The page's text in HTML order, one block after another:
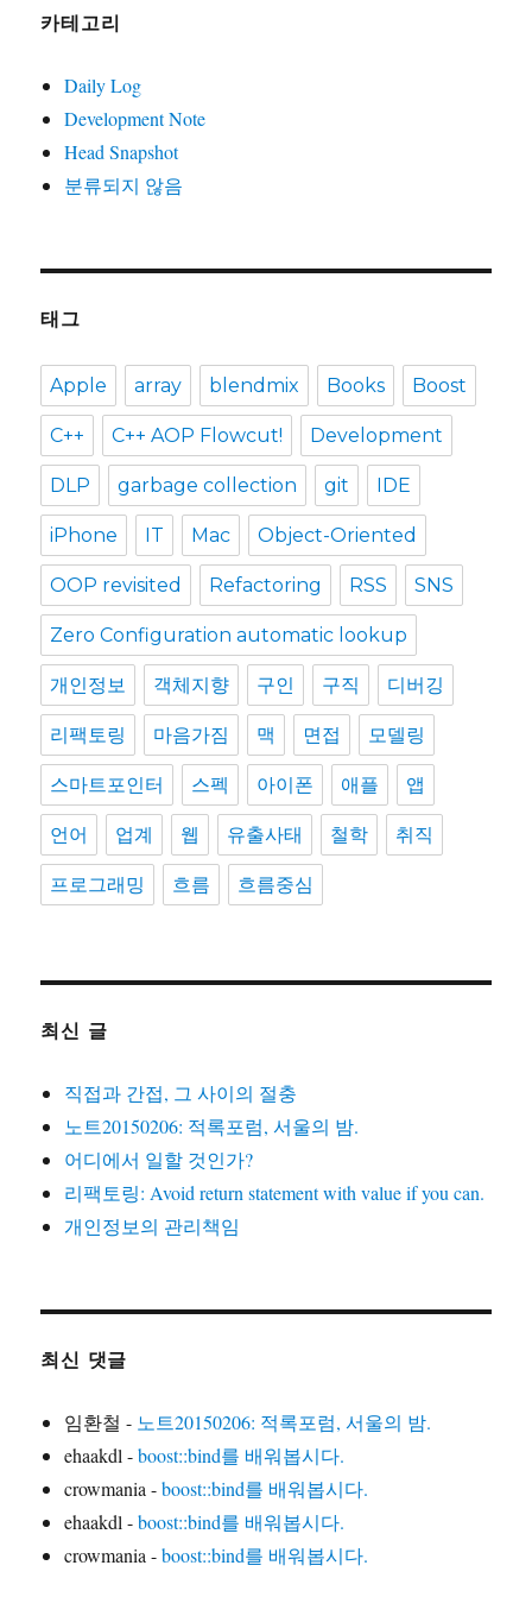
카테고리
Daily Log
Development Note
Head Snapshot
분류되지 않음
태그
Apple array blendmix Books Boost
C++ C++ AOP Flowcut! Development
DLP garbage collection git IDE
iPhone IT Mac Object-Oriented
OOP revisited Refactoring RSS SNS
Zero Configuration automatic lookup
개인정보 객체지향 구인 구직 디버깅
리팩토링 마음가짐 맥 면접 모델링
스마트포인터 스펙 아이폰 애플 앱
언어 업계 웹 유출사태 철학 취직
프로그래밍 흐름 흐름중심
최신 글
직접과 간접, 그 사이의 절충
노트20150206: 적록포럼, 서울의 밤.
어디에서 일할 것인가?
리팩토링: Avoid return statement with value if you can.
개인정보의 관리책임
최신 댓글
임환철 - 노트20150206: 적록포럼, 서울의 밤.
ehaakdl-boost::bind를 배워봅시다.
crowmania-boost::bind를 배워봅시다.
ehaakdl-boost::bind를 배워봅시다.
crowmania-boost::bind를 배워봅시다.